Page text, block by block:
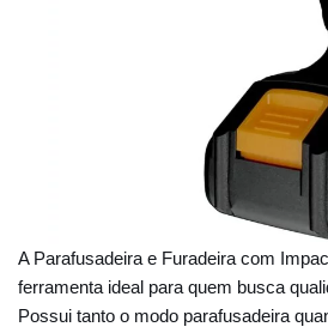
A Parafusadeira e Furadeira com
ferramenta ideal para quem busca
Possui tanto o modo parafusadeira